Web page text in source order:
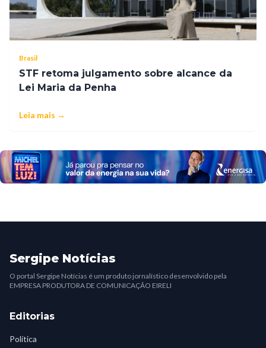
Brasil
STF retoma julgamento sobre alcance da
Lei Maria da Penha
Leia mais →
Sergipe Notícias
O portal Sergipe Notícias é um produto jornalístico desenvolvido pela
EMPRESA PRODUTORA DE COMUNICAÇÃO EIRELI
Editorias
Política